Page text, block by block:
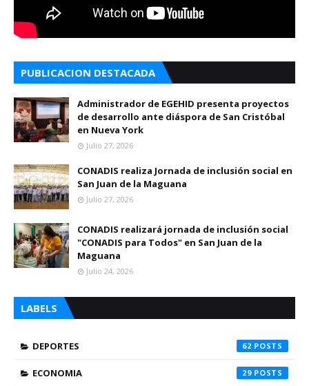
PUBLICACION DESTACADA
Administrador de EGEHID presenta proyectos
de desarrollo ante diáspora de San Cristóbal
en Nueva York
Julio 27, 2026
CONADIS realiza Jornada de inclusión social en
San Juan de la Maguana
Julio 27, 2026
CONADIS realizará jornada de inclusión social
"CONADIS para Todos" en San Juan de la
Maguana
Julio 24, 2026
LABELS
DEPORTES 62
ECONOMIA 29